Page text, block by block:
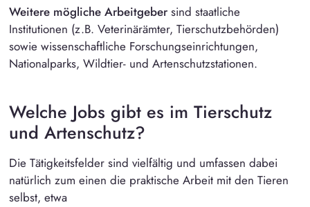
Weitere mögliche Arbeitgebersind staatliche
Institutionen (z.B. Veterinärämter, Tierschutzbehörden)
sowie wissenschaftliche Forschungseinrichtungen,
Nationalparks, Wildtier- und Artenschutzstationen.
Welche Jobs gibt es im Tierschutz
und Artenschutz?
Die Tätigkeitsfelder sind vielfältig und umfassen dabei
natürlich zum einen die praktische Arbeit mit den Tieren
selbst, etwa